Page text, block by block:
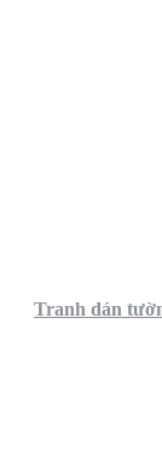
Tranh dán